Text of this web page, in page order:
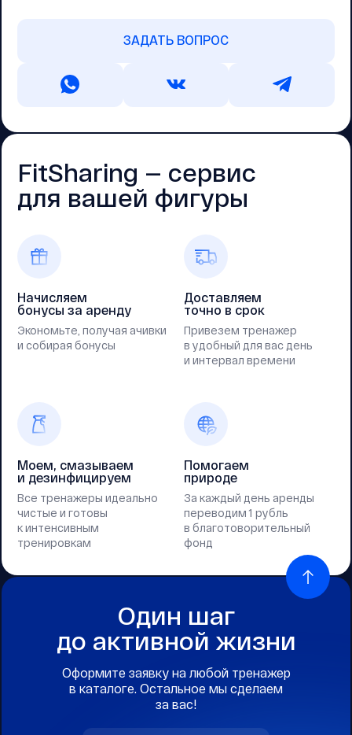
ЗАДАТЬ ВОПРОС
FitSharing — cервис
для вашей фигуры
Начисляем
бонусы за аренду
Экономьте, получая ачивки
и собирая бонусы
Доставляем
точно в срок
Привезем тренажер
в удобный для вас день
и интервал времени
Моем, смазываем
и дезинфицируем
Все тренажеры идеально
чистые и готовы
к интенсивным
тренировкам
Помогаем
природе
За каждый день аренды
переводим 1 рубль
в благотоворительный
фонд
Один шаг
до активной жизни
Оформите заявку на любой тренажер
в каталоге. Остальное мы сделаем
за вас!